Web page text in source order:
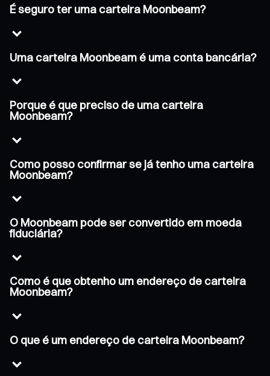
É seguro ter uma carteira Moonbeam?
Uma carteira Moonbeam é uma conta bancária?
Porque é que preciso de uma carteira
Moonbeam?
Como posso confirmar se já tenho uma carteira
Moonbeam?
O Moonbeam pode ser convertido em moeda
fiduciária?
Como é que obtenho um endereço de carteira
Moonbeam?
O que é um endereço de carteira Moonbeam?